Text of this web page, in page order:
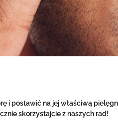
i postawić na jej właściwą
skorzystajcie z naszych rad!